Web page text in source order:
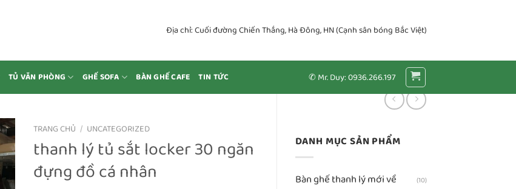
Địa chỉ: Cuối đường Chiến Thắng, Hà Đông, HN (Cạnh sân bóng Bắc Việt)
TỦ VĂN PHÒNG GHẾ SOFA BÀN GHẾ CAFE TIN TỨC ✆ Mr. Duy: 0936.266.197
DANH MỤC SẢN PHẨM
Bàn ghế thanh lý mới về (10)
TRANG CHỦ / UNCATEGORIZED
thanh lý tủ sắt locker 30 ngăn
đựng đồ cá nhân